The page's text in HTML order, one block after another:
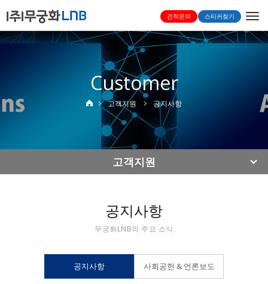
견적문의 스티커찾기
Customer
고객지원 공지사항
고객지원
공지사항
무궁화LNB의 주요 소식
공지사항 사회공헌 & 언론보도